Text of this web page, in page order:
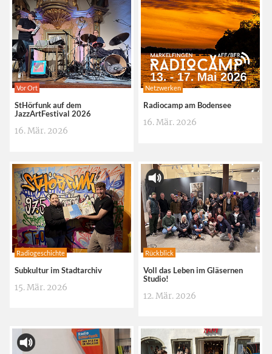
Vor Ort
StHörfunk auf dem
JazzArtFestival 2026
16. Mär. 2026
Netzwerken
Radiocamp am Bodensee
16. Mär. 2026
Radiogeschichte
Subkultur im Stadtarchiv
15. Mär. 2026
Rückblick
Voll das Leben im Gläsernen
Studio!
12. Mär. 2026